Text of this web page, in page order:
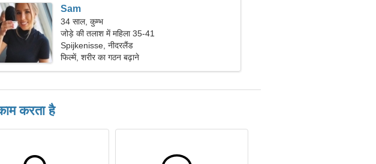
Sam
34 साल, कुम्भ
जोड़े की तलाश में महिला 35-41
Spijkenisse, नीदरलैंड
फिल्में, शरीर का गठन बढ़ाने
करता है